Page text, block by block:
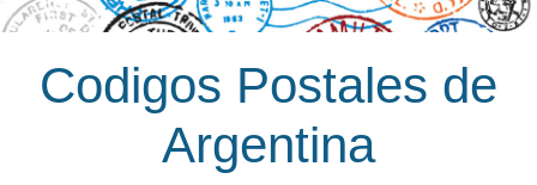
Codigos Postales de
Argentina